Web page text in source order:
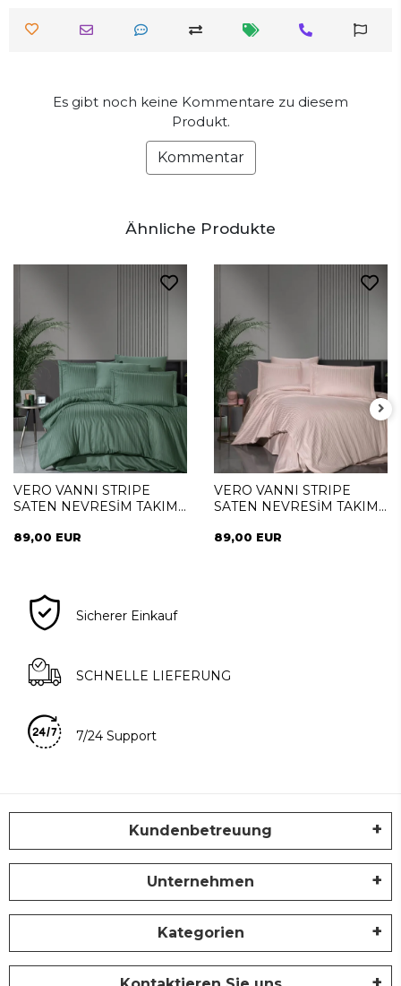
Es gibt noch keine Kommentare zu diesem
Produkt.
Kommentar
Ähnliche Produkte
VERO VANNI STRIPE
SATEN NEVRESİM TAKIMI
89,00 EUR
VERO VANNI STRIPE
SATEN NEVRESİM TAKIMI
89,00 EUR
Sicherer Einkauf
SCHNELLE LIEFERUNG
7/24 Support
Kundenbetreuung
Unternehmen
Kategorien